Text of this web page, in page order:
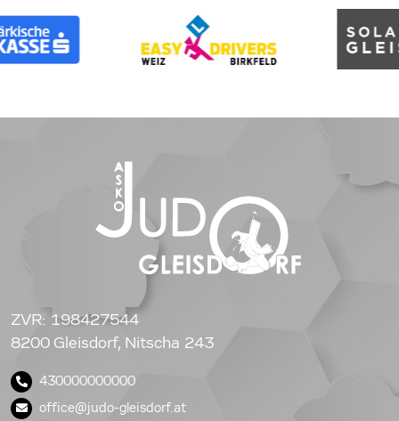
ZVR: 198427544
8200 Gleisdorf, Nitscha 243
430000000000
office@judo-gleisdorf.at